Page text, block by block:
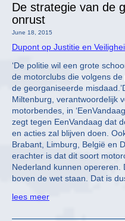
De strategie van de
onrust
June 18, 2015
Dupont op Justitie en
‘De politie wil een grote
de motorclubs die volgens
de georganiseerde
Miltenburg, verantwoordelijk
motorbendes, in
zegt tegen EenVandaag dat
en acties zal blijven doen.
Brabant, Limburg, België en
erachter is dat dit soort
Nederland kunnen opereren.
boven de wet staan. Dat is
lees meer